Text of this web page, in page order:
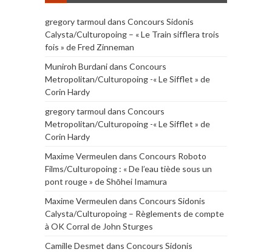
gregory tarmoul dans Concours Sidonis
Calysta/Culturopoing – « Le Train sifflera trois
fois » de Fred Zinneman
Muniroh Burdanidans Concours
Metropolitan/Culturopoing -« Le Sifflet » de
Corin Hardy
gregory tarmoul dans Concours
Metropolitan/Culturopoing -« Le Sifflet » de
Corin Hardy
Maxime Vermeulen dans Concours Roboto
Films/Culturopoing : « De l’eau tiède sous un
pont rouge » de Shōhei Imamura
Maxime Vermeulen dans Concours Sidonis
Calysta/Culturopoing – Règlements de compte
à OK Corral de John Sturges
Camille Desmet dans Concours Sidonis